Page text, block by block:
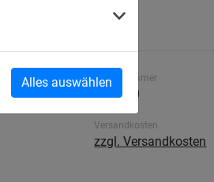
Alles auswählenArtikelnummer
4592-20
Versandkosten
zzgl. Versandkosten